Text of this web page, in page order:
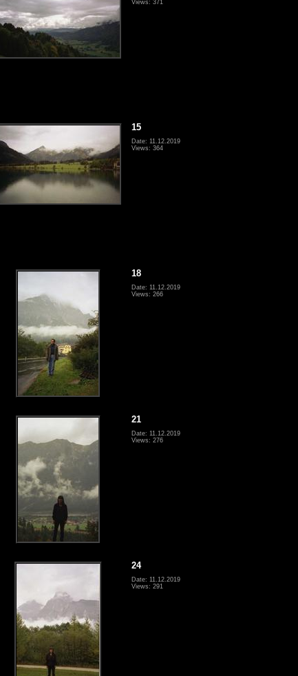
Views: 371
15
Date: 11.12.2019
Views: 364
18
Date: 11.12.2019
Views: 266
21
Date: 11.12.2019
Views: 276
24
Date: 11.12.2019
Views: 291